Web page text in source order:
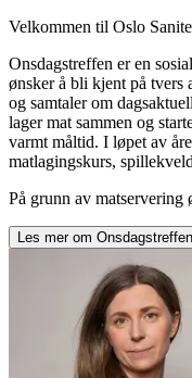
Velkommen til Oslo
Onsdagstreffen er en
ønsker å bli kjent på
og samtaler om
lager mat sammen og
varmt måltid. I løpet av
matlagingskurs,
På grunn av matservering
Les mer om Onsdagstreffen